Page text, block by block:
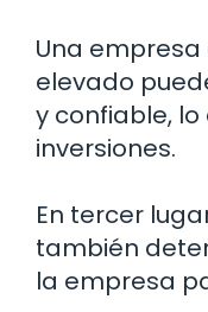
Una
elevado
y confiable,
inversiones.
En tercer
también
la empresa